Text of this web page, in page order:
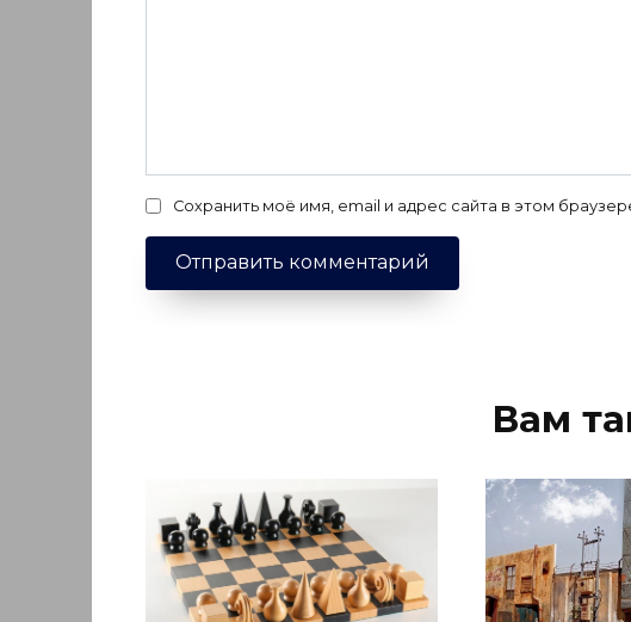
Сохранить моё имя, email и адрес сайта в этом
Вам